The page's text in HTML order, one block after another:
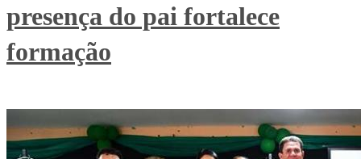
presença do pai fortalece
formação